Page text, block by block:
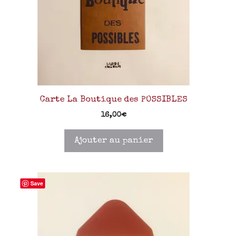
Carte La Boutique des POSSIBLES
16,00€
Ajouter au panier
Save